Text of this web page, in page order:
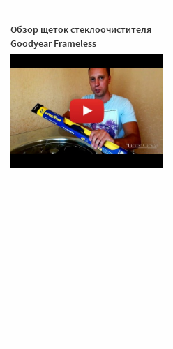
Обзор щеток стеклоочистителя
Goodyear Frameless